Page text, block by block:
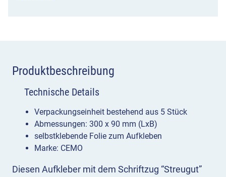
Produktbeschreibung
Diesen Aufkleber mit dem Schriftzug “Streugut”
Technische Details
Verpackungseinheit bestehend aus 5 Stück
Abmessungen: 300 x 90 mm (LxB)
selbstklebende Folie zum Aufkleben
Marke: CEMO